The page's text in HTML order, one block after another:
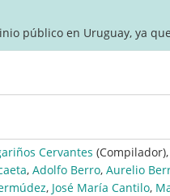
público en Uruguay, ya
Cervantes (Compilador),
, Adolfo Berro, Aurelio
, José María Cantilo,